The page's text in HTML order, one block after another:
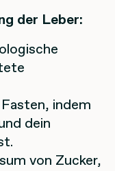
der Leber:
indem
dein
von Zucker,